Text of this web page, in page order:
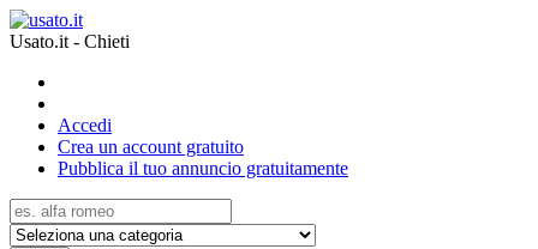
Usato.it - Chieti
Accedi
Crea un account gratuito
Pubblica il tuo annuncio gratuitamente